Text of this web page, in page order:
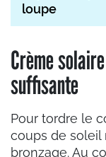
loupe
Crème
suffisante
Pour tordre le
coups de soleil
bronzage. Au